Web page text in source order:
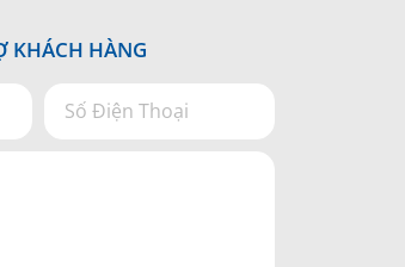
KHÁCH HÀNG